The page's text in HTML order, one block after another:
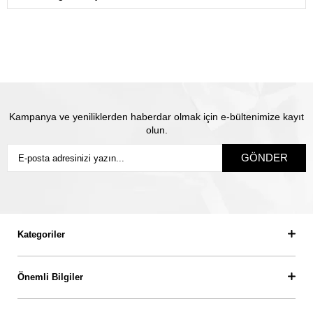
gönderiyoruz.
Kampanya ve yeniliklerden haberdar olmak için e-bültenimize kayıt
olun.
GÖNDER
Kategoriler
Önemli Bilgiler